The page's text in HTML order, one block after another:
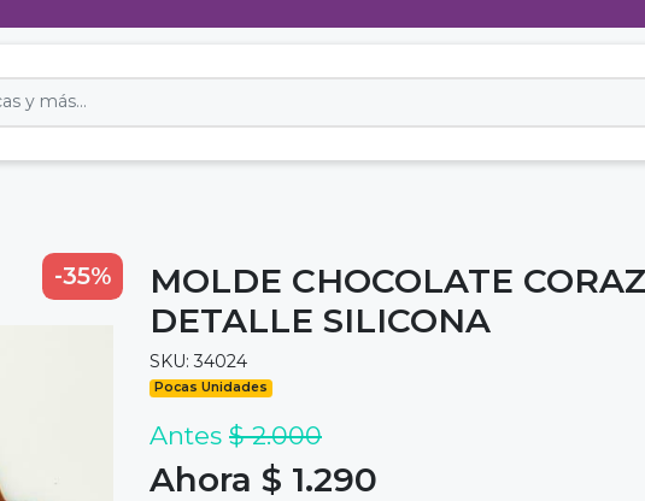
-35%
MOLDE CHOCOLATE
DETALLE SILICONA
SKU: 34024
Pocas Unidades
Antes $ 2.000
Ahora $ 1.290